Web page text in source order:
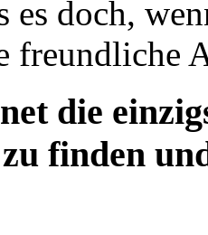
es doch,
freundliche
die
finden